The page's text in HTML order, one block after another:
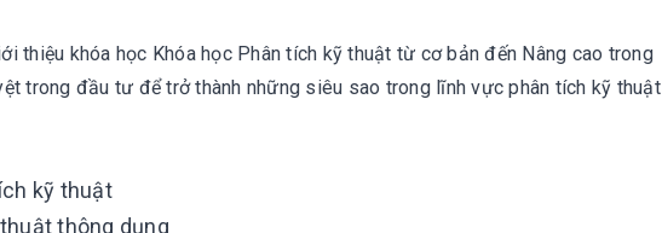
thiệu khóa học Khóa học Phân tích kỹ thuật từ cơ bản đến Nâng cao trong
trong đầu tư để trở thành những siêu sao trong lĩnh vực phân tích kỹ thuật
kỹ thuật
thông dụng